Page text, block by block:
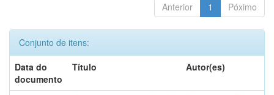
Anterior 1 Póximo
Conjunto de itens:
Data do
documento
Título Autor(es)